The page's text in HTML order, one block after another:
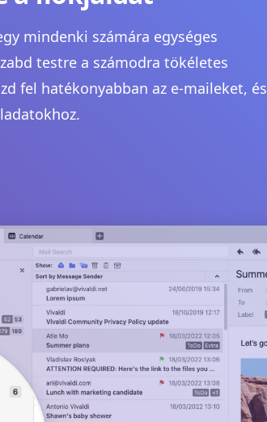
mindenki számára egységes
testre a számodra tökéletes
fel hatékonyabban az e-maileket, és